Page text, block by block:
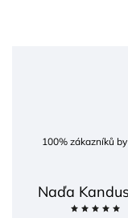
100% zákazníků
Naďa